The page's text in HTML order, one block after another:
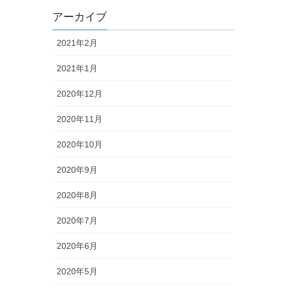
アーカイブ
2021年2月
2021年1月
2020年12月
2020年11月
2020年10月
2020年9月
2020年8月
2020年7月
2020年6月
2020年5月